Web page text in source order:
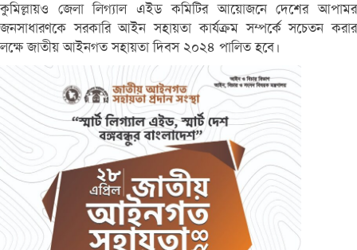
কুমিল্লায়ও জেলা লিগ্যাল এইড কমিটির আয়োজনে দেশের আপামর
জনসাধারণকে সরকারি আইন সহায়তা কার্যক্রম সম্পর্কে সচেতন করার
লক্ষে জাতীয় আইনগত সহায়তা দিবস ২০২৪ পালিত হবে।